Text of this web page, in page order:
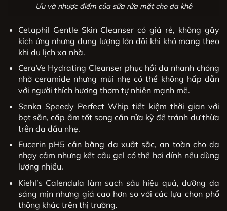
Ưu và nhược điểm của sữa rửa mặt cho da khô
Cetaphil Gentle Skin Cleanser có giá rẻ, không gây
kích ứng nhưng dung lượng lớn đôi khi khó mang theo
khi du lịch xa nhà.
CeraVe Hydrating Cleanser phục hồi da nhanh chóng
nhờ ceramide nhưng mùi nhẹ có thể không hấp dẫn
với người thích hương thơm tự nhiên mạnh mẽ.
Senka Speedy Perfect Whip tiết kiệm thời gian với
bọt sẵn, cấp ẩm tốt song cần rửa kỹ để tránh dư thừa
trên da dầu nhẹ.
Eucerin pH5 cân bằng da xuất sắc, an toàn cho da
nhạy cảm nhưng kết cấu gel có thể hơi dính nếu dùng
lượng nhiều.
Kiehl’s Calendula làm sạch sâu hiệu quả, dưỡng da
sáng mịn nhưng giá cao hơn so với các lựa chọn phổ
thông khác trên thị trường.